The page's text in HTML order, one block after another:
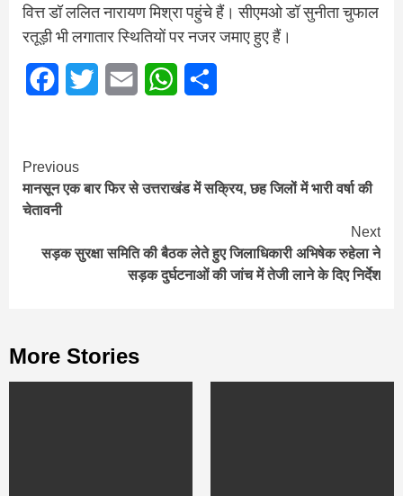
वित्त डॉ ललित नारायण मिश्रा पहुंचे हैं। सीएमओ डॉ सुनीता चुफाल
रतूड़ी भी लगातार स्थितियों पर नजर जमाए हुए हैं।
FacebookTwitter Email WhatsApp
Continue
Reading
Previous
मानसून एक बार फिर से उत्तराखंड में सक्रिय, छह जिलों में भारी वर्षा की
चेतावनी
Next
सड़क सुरक्षा समिति की बैठक लेते हुए जिलाधिकारी अभिषेक रुहेला ने
सड़क दुर्घटनाओं की जांच में तेजी लाने के दिए निर्देश
More Stories